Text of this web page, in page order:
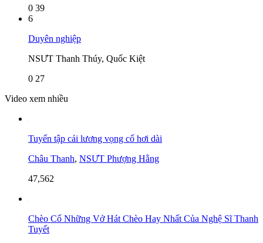
0 39
6
Duyên nghiệp
NSƯT Thanh Thúy, Quốc Kiệt
0 27
Video xem nhiều
Tuyển tập cải lương vọng cổ hơi dài
Châu Thanh, NSƯT Phượng Hằng
47,562
Chèo Cổ Những Vở Hát Chèo Hay Nhất Của Nghệ Sĩ Thanh
Tuyết